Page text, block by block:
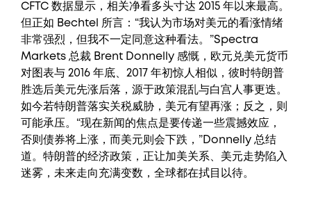
CFTC 数据显示，相关净看多头寸达 2015 年以来最高。
但正如 Bechtel 所言：“我认为市场对美元的看涨情绪
非常强烈，但我不一定同意这种看法。”Spectra
Markets 总裁 Brent Donnelly 感慨，欧元兑美元货币
对图表与 2016 年底、2017 年初惊人相似，彼时特朗普
胜选后美元先涨后落，源于政策混乱与白宫人事更迭。
如今若特朗普落实关税威胁，美元有望再涨；反之，则
可能承压。“现在新闻的焦点是要传递一些震撼效应，
否则债券将上涨，而美元则会下跌，”Donnelly 总结
道。特朗普的经济政策，正让加美关系、美元走势陷入
迷雾，未来走向充满变数，全球都在拭目以待。